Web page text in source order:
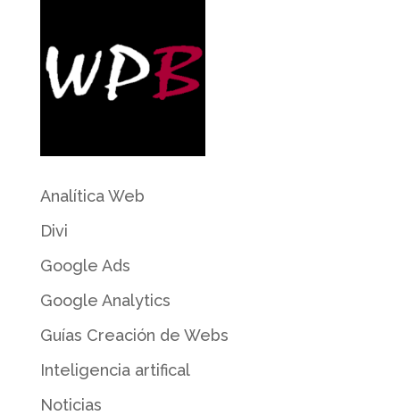
Analítica Web
Divi
Google Ads
Google Analytics
Guías Creación de Webs
Inteligencia artifical
Noticias